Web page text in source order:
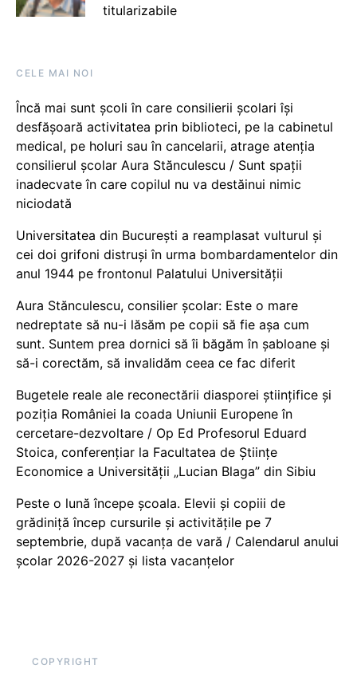
titularizabile
CELE MAI NOI
Încă mai sunt școli în care consilierii școlari își
desfășoară activitatea prin biblioteci, pe la cabinetul
medical, pe holuri sau în cancelarii, atrage atenția
consilierul școlar Aura Stănculescu / Sunt spații
inadecvate în care copilul nu va destăinui nimic
niciodată
Universitatea din București a reamplasat vulturul și
cei doi grifoni distruși în urma bombardamentelor din
anul 1944 pe frontonul Palatului Universității
Aura Stănculescu, consilier școlar: Este o mare
nedreptate să nu-i lăsăm pe copii să fie așa cum
sunt. Suntem prea dornici să îi băgăm în șabloane și
să-i corectăm, să invalidăm ceea ce fac diferit
Bugetele reale ale reconectării diasporei științifice și
poziția României la coada Uniunii Europene în
cercetare-dezvoltare / Op Ed Profesorul Eduard
Stoica, conferențiar la Facultatea de Științe
Economice a Universității „Lucian Blaga” din Sibiu
Peste o lună începe școala. Elevii și copiii de
grădiniță încep cursurile și activitățile pe 7
septembrie, după vacanța de vară / Calendarul anului
școlar 2026-2027 și lista vacanțelor
COPYRIGHT